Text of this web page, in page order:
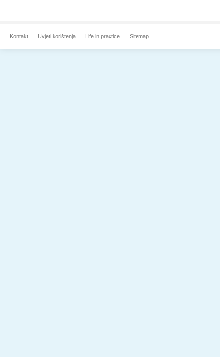
Kontakt Uvjeti korištenja Life in practice Sitemap